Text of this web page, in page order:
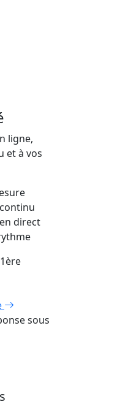
ligne,
et à vos
direct
1ère
sous